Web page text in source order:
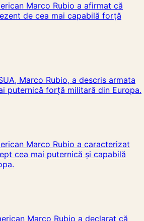
Marco Rubio a afirmat că
de cea mai capabilă forță
Marco Rubio, a descris armata
puternică forță militară din Europa.
Marco Rubio a caracterizat
cea mai puternică și capabilă
Marco Rubio a declarat că